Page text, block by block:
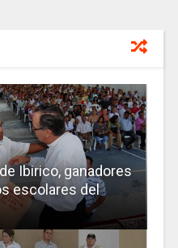
Ibirico, ganadores
escolares del